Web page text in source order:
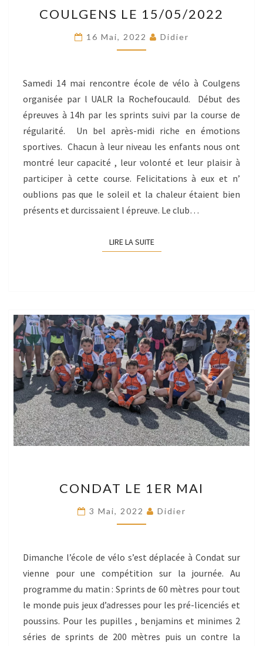
LE
15/05/2022
COULGENS LE 15/05/2022
16 Mai, 2022 Didier
Samedi 14 mai rencontre école de vélo à Coulgens
organisée par l UALR la Rochefoucauld. Début des
épreuves à 14h par les sprints suivi par la course de
régularité. Un bel après-midi riche en émotions
sportives. Chacun à leur niveau les enfants nous ont
montré leur capacité , leur volonté et leur plaisir à
participer à cette course. Felicitations à eux et n’
oublions pas que le soleil et la chaleur étaient bien
présents et durcissaient l épreuve. Le club…
LIRE LA SUITELIRE LA SUITE
LE
1ER
MAI
CONDAT LE 1ER MAI
3 Mai, 2022 Didier
Dimanche l’école de vélo s’est déplacée à Condat sur
vienne pour une compétition sur la journée. Au
programme du matin : Sprints de 60 mètres pour tout
le monde puis jeux d’adresses pour les pré-licenciés et
poussins. Pour les pupilles , benjamins et minimes 2
séries de sprints de 200 mètres puis un contre la